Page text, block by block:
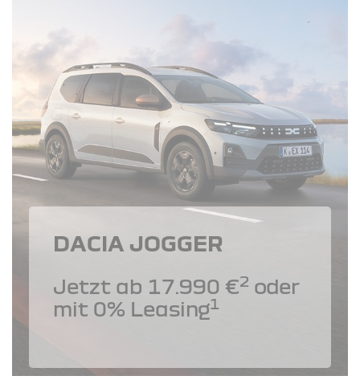
DACIA JOGGER
Jetzt ab 17.990 €2 oder
mit 0% Leasing1